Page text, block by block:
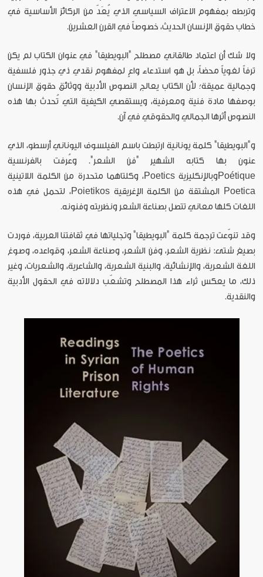
وتربطه بمفهوم الاعتراف السياسي الذي يُعَدّ من الركائز الأساسية في
خطاب حقوق الإنسان الحديث، خصوصاً في القرن العشرين.
ولا شك أن اعتماد طالقاني مصطلح "البويطيقا" في عنوان الكتاب لم يكن
ترفاً لغوياً محضاً، بل هو استدعاء واعٍ لمفهوم نقدي ذي جذور فلسفية
وجمالية عميقة؛ لأن الكتاب يعالج النصوص الأدبية ووثائق حقوق الإنسان
بوصفها مادة فنية ومعرفية، ويستقصي الكيفية التي تُحدث بها هذه
النصوص أثرها الجمالي والحقوقي في آن.
و"البويطيقا" كلمة يونانية ارتبطت باسم الفيلسوف اليوناني أرسطو، الذي
عنون بها كتابه الشهير "فن الشعر". وعُرفت بالفرنسية
Poétiqueوبالإنكليزية Poetics، وكلتاهما متحدرة من الكلمة اللاتينية
Poetica المشتقة من الكلمة الإغريقية Poietikos، لتحمل في هذه
اللغات كلها معاني تتصل بصناعة الشعر ونظريته وفنونه.
وقد تنوّعت ترجمة كلمة "البويطيقا" وتجلياتها في ثقافتنا العربية، فوردت
بصيغ شتى: نظرية الشعر، وفن الشعر، وصناعة الشعر، وقواعده، وصوغ
اللغة الشعرية، والإنشائية، والبنية الشعرية، والشاعرية، والشعريات، وغير
ذلك، ما يعكس ثراء هذا المصطلح وتشعّب دلالاته في الحقول الأدبية
والنقدية.